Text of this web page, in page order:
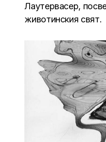
Лаутервасер,
животинския свят.